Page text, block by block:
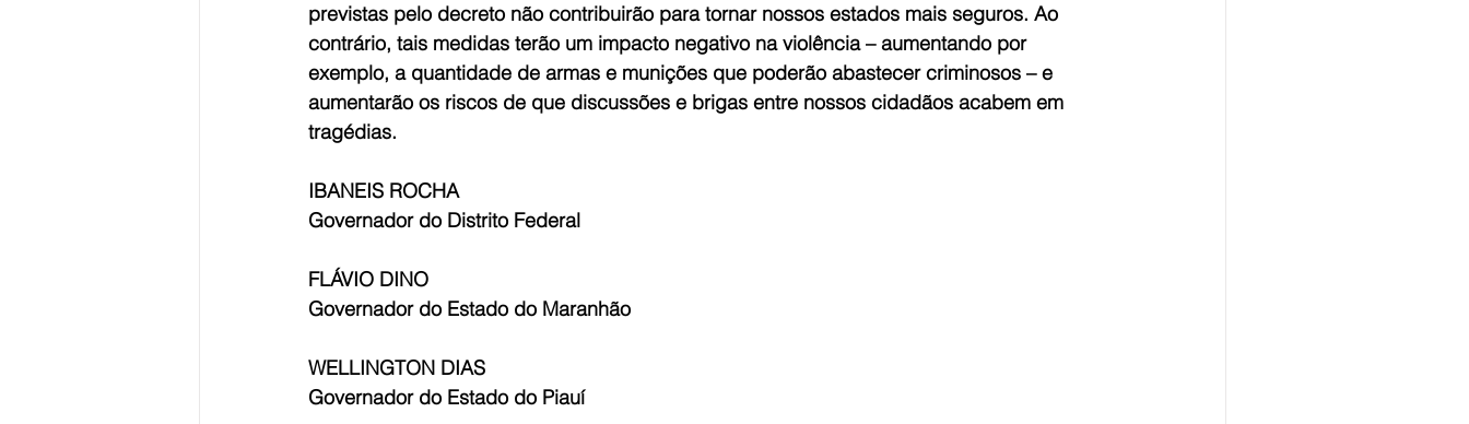
previstas pelo decreto não contribuirão para tornar nossos estados mais seguros. Ao
contrário, tais medidas terão um impacto negativo na violência – aumentando por
exemplo, a quantidade de armas e munições que poderão abastecer criminosos – e
aumentarão os riscos de que discussões e brigas entre nossos cidadãos acabem em
tragédias.
IBANEIS ROCHA
Governador do Distrito Federal
FLÁVIO DINO
Governador do Estado do Maranhão
WELLINGTON DIAS
Governador do Estado do Piauí